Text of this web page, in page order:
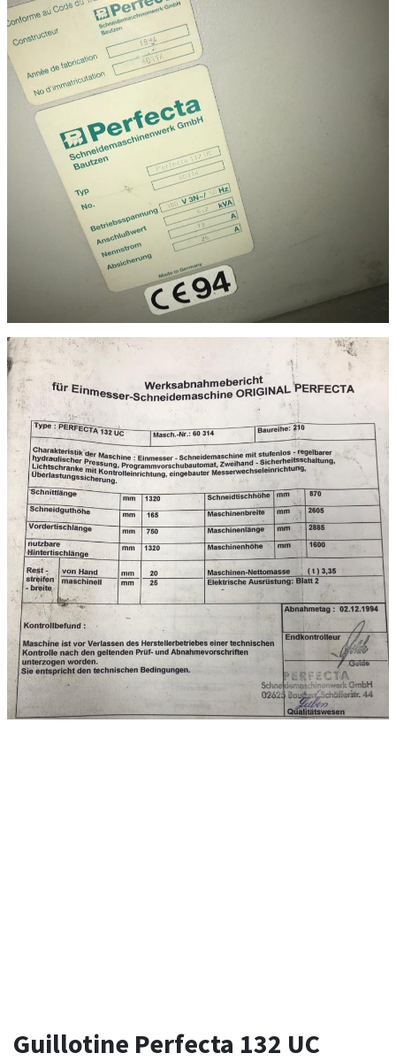
Guillotine Perfecta 132 UC